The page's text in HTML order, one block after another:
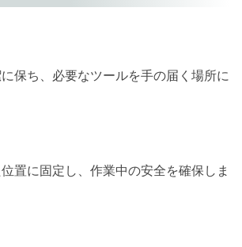
保ち、必要なツールを手の届く場所に
置に固定し、作業中の安全を確保しま